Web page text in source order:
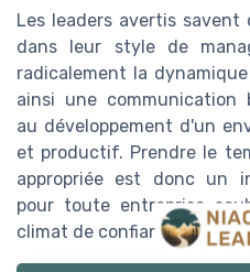
Les leaders avertis
dans leur style de
radicalement la
ainsi une communication
au développement d'un
et productif. Prendre le
appropriée est donc un
pour toute entreprise
climat de confiance et de